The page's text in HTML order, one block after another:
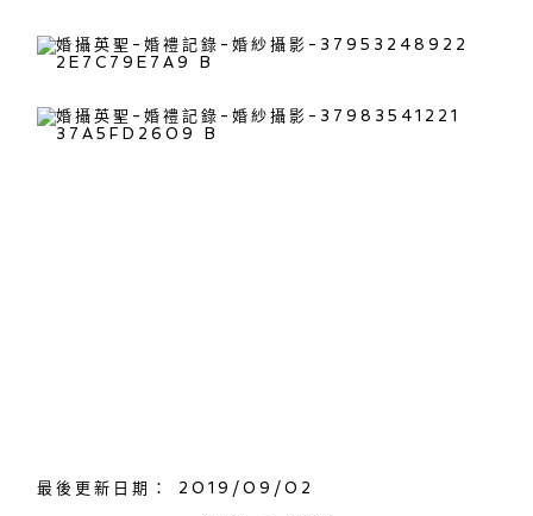
最後更新日期： 2019/09/02